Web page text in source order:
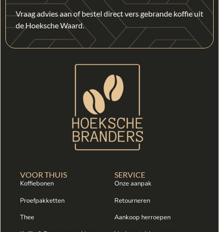
Vraag advies aan of bestel direct vers gebrande koffie uit
de Hoeksche Waard.
VOOR THUIS
Koffiebonen
Proefpakketten
Thee
SERVICE
Onze aanpak
Retourneren
Aankoop herroepen